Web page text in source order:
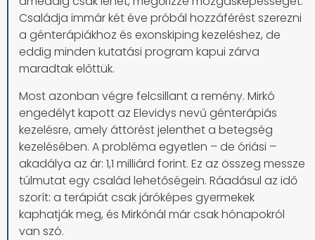
Családja immár két éve próbál hozzáférést szerezni
a génterápiákhoz és exonskiping kezeléshez, de
eddig minden kutatási program kapui zárva
maradtak előttük.
Most azonban végre felcsillant a remény. Mirkó
engedélyt kapott az Elevidys nevű génterápiás
kezelésre, amely áttörést jelenthet a betegség
kezelésében. A probléma egyetlen – de óriási –
akadálya az ár: 1,1 milliárd forint. Ez az összeg messze
túlmutat egy család lehetőségein. Ráadásul az idő
szorít: a terápiát csak járóképes gyermekek
kaphatják meg, és Mirkónál már csak hónapokról
van szó.